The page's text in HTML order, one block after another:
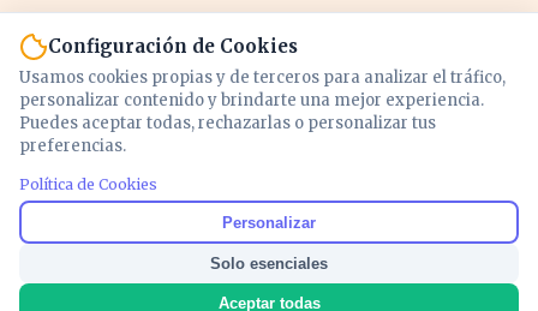
Noticias y análisis de economía, mercados,
inversión y política. Información actualizada
para entender lo que mueve tu dinero y tu
país.
Configuración de Cookies
Usamos cookies propias y de terceros para analizar el tráfico,
personalizar contenido y brindarte una mejor experiencia.
Puedes aceptar todas, rechazarlas o personalizar tus
preferencias.
Política de Cookies
Personalizar
Solo esenciales
Aceptar todas